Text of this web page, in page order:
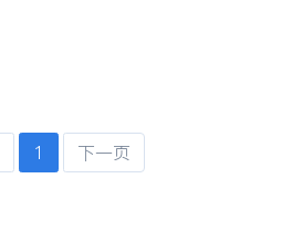
1 下一页